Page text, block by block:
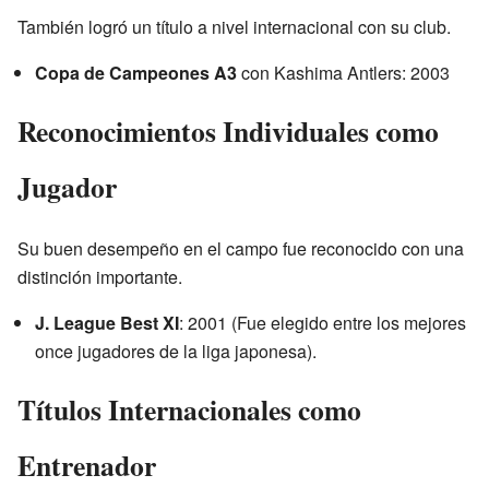
También logró un título a nivel internacional con su club.
Copa de Campeones A3con Kashima Antlers: 2003
Reconocimientos Individuales como
Jugador
Su buen desempeño en el campo fue reconocido con una
distinción importante.
J. League Best XI: 2001 (Fue elegido entre los mejores
once jugadores de la liga japonesa).
Títulos Internacionales como
Entrenador